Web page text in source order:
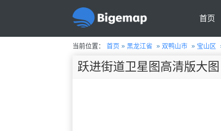
首页
当前位置： 首页» 黑龙江省 » 双鸭山市» 宝山区
跃进街道卫星图高清版大图